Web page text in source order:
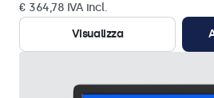
€ 364,78 IVA incl.
Visualizza